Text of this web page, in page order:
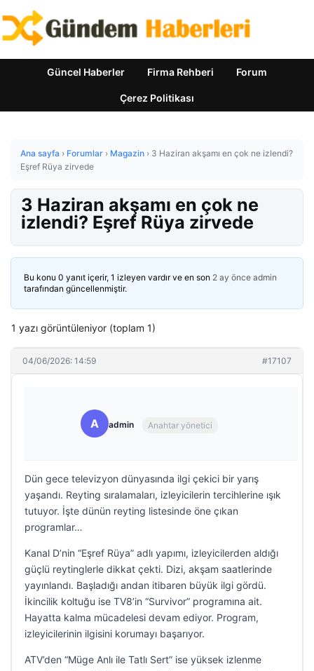
Güncel Haberler Firma Rehberi Forum
Çerez Politikası
Ana sayfa › Forumlar › Magazin › 3 Haziran akşamı en çok ne izlendi?
Eşref Rüya zirvede
3 Haziran akşamı en çok ne
izlendi? Eşref Rüya zirvede
Bu konu 0 yanıt içerir, 1 izleyen vardır ve en son 2 ay önce admin
tarafından güncellenmiştir.
1 yazı görüntüleniyor (toplam 1)
04/06/2026: 14:59 #17107
A admin Anahtar yönetici
Dün gece televizyon dünyasında ilgi çekici bir yarış
yaşandı. Reyting sıralamaları, izleyicilerin tercihlerine ışık
tutuyor. İşte dünün reyting listesinde öne çıkan
programlar…
Kanal D’nin “Eşref Rüya” adlı yapımı, izleyicilerden aldığı
güçlü reytinglerle dikkat çekti. Dizi, akşam saatlerinde
yayınlandı. Başladığı andan itibaren büyük ilgi gördü.
İkincilik koltuğu ise TV8’in “Survivor” programına ait.
Hayatta kalma mücadelesi devam ediyor. Program,
izleyicilerinin ilgisini korumayı başarıyor.
ATV’den “Müge Anlı ile Tatlı Sert” ise yüksek izlenme